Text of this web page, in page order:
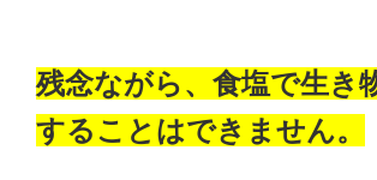
残念ながら、食塩で生き
することはできません。